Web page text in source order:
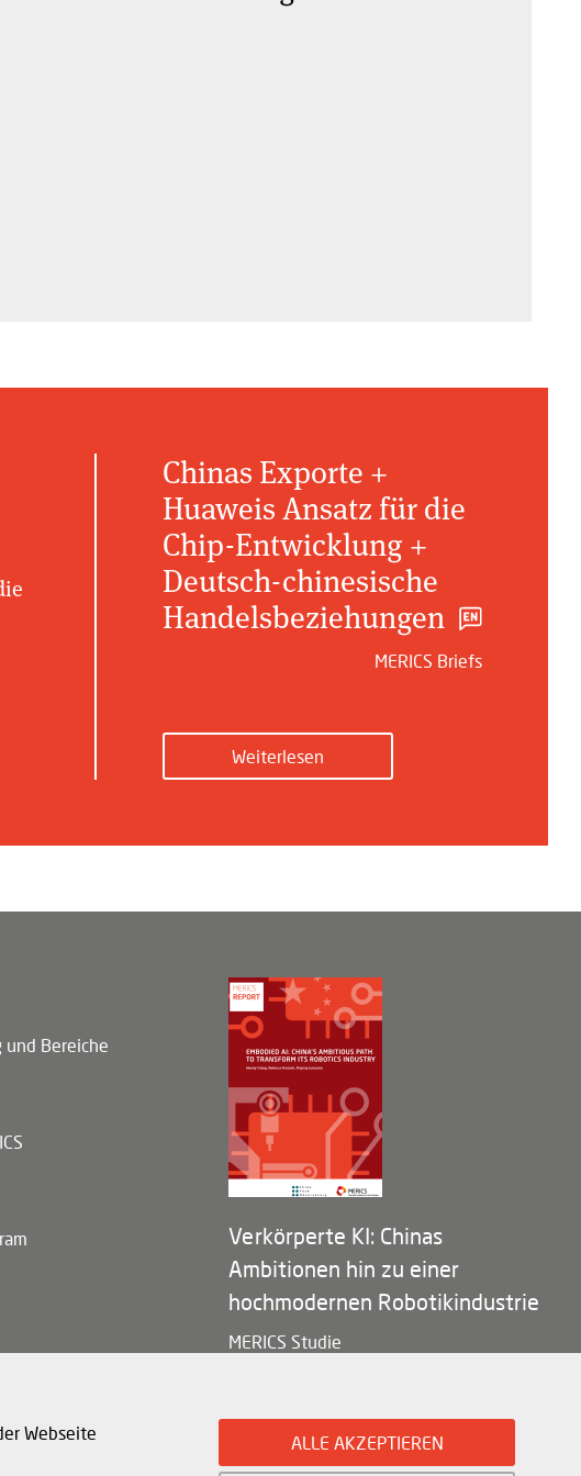
Webseite
ALLE AKZEPTIEREN
Chinas Exporte +
Huaweis Ansatz für die
Chip-Entwicklung +
Deutsch-chinesische
Handelsbeziehungen
MERICS Briefs
Weiterlesen
und Bereiche
Verkörperte KI: Chinas
Ambitionen hin zu einer
hochmodernen Robotikindustrie
MERICS Studie